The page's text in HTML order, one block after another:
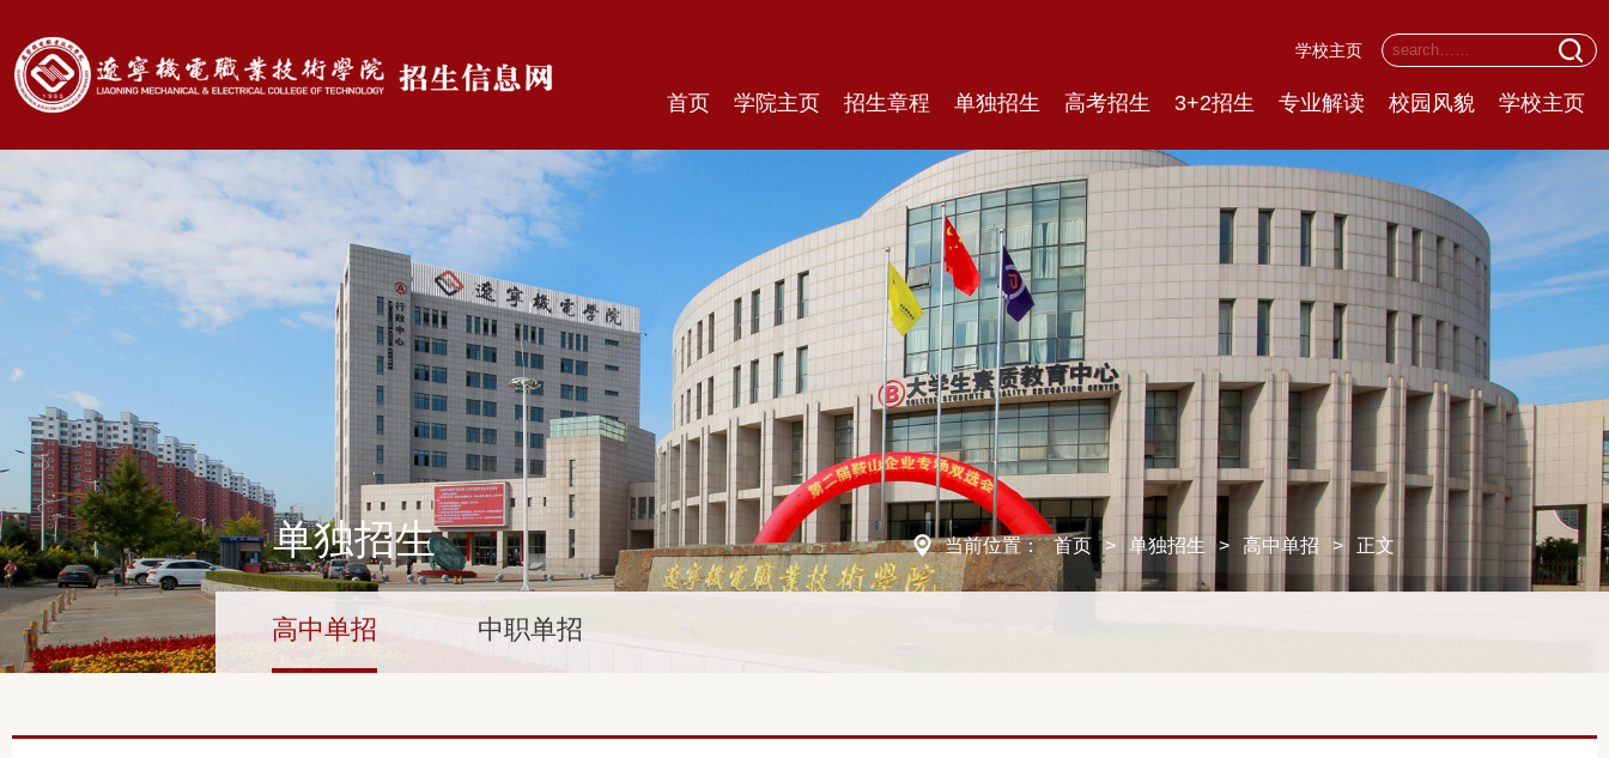
学校主页
首页 学院主页 招生章程 单独招生 高考招生 3+2招生 专业解读 校园风貌 学校主页
单独招生 当前位置： 首页 > 单独招生 > 高中单招 > 正文
高中单招 中职单招